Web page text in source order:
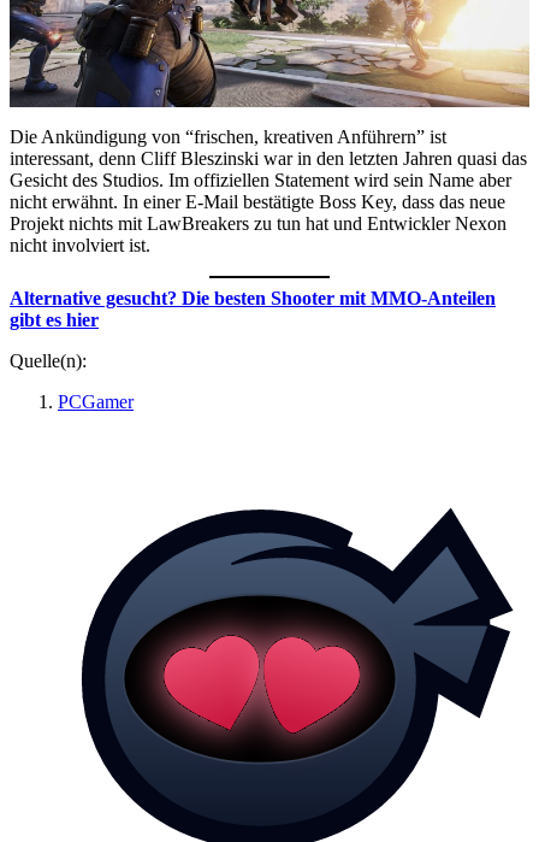
Die Ankündigung von “frischen, kreativen Anführern” ist
interessant, denn Cliff Bleszinski war in den letzten Jahren quasi das
Gesicht des Studios. Im offiziellen Statement wird sein Name aber
nicht erwähnt. In einer E-Mail bestätigte Boss Key, dass das neue
Projekt nichts mit LawBreakers zu tun hat und Entwickler Nexon
nicht involviert ist.
Alternative gesucht? Die besten Shooter mit MMO-Anteilen
gibt es hier
Quelle(n):
PCGamer